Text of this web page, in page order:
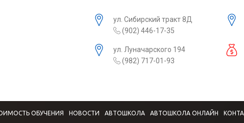
ул. Сибирский тракт 8Д
(902) 446-17-35
ул. Луначарского 194
(982) 717-01-93
ОБУЧЕНИЯ НОВОСТИ АВТОШКОЛА АВТОШКОЛА ОНЛАЙН